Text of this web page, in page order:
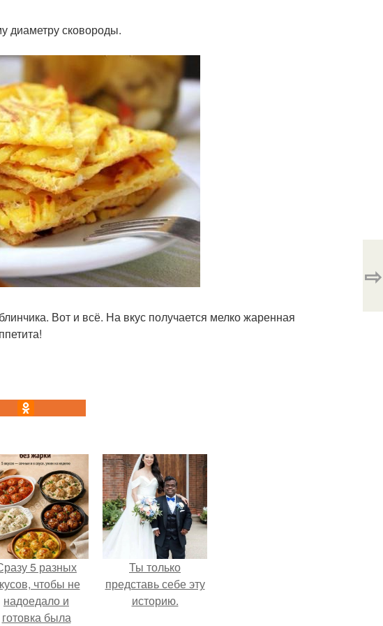
диаметру сковороды.
Вот и всё. На вкус получается мелко жаренная
⇨
5 разных
чтобы не
надоедало и
готовка была
Ты только
представь себе эту
историю.